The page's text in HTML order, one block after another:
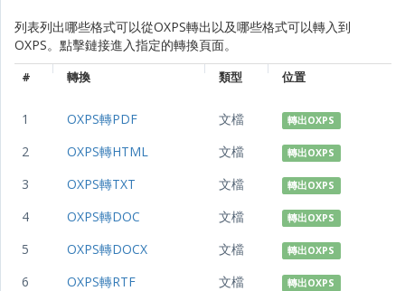
列表列出哪些格式可以從OXPS轉出以及哪些格式可以轉入到
OXPS。點擊鏈接進入指定的轉換頁面。
# 轉換 類型 位置
1 OXPS轉PDF 文檔 轉出OXPS
2 OXPS轉HTML 文檔 轉出OXPS
3 OXPS轉TXT 文檔 轉出OXPS
4 OXPS轉DOC 文檔 轉出OXPS
5 OXPS轉DOCX 文檔 轉出OXPS
6 OXPS轉RTF 文檔 轉出OXPS